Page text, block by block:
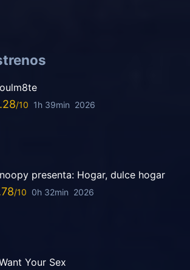
1h 39min 2026
presenta: Hogar, dulce hogar
0h 32min 2026
Your Sex